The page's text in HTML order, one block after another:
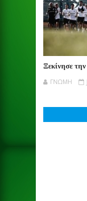
Ξεκίνησε
ΓΝΩΜΗ